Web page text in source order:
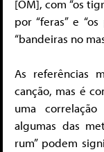
[OM], com “os
por “feras” e
“bandeiras no
As referências
canção, mas é
uma
algumas das
rum” podem